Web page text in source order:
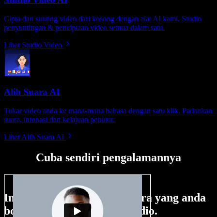
Cipta dan sunting video dari kosong dengan alat AI kami. Studio
penyuntingan & penciptaan video semua dalam satu.
Lihat Studio Video
Alih Suara AI
Tukar video anda ke mana-mana bahasa dengan satu klik. Padankan
suara, intonasi dan kelajuan penutur.
Lihat Alih Suara AI
Cuba sendiri pengalamannya
Ini hanya sebahagian perkara yang anda
boleh buat di Speechify Studio.